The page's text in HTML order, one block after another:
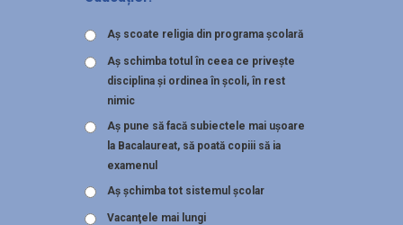
Aş scoate religia din programa şcolară
Aş schimba totul în ceea ce priveşte
disciplina şi ordinea în şcoli, în rest
nimic
Aş pune să facă subiectele mai uşoare
la Bacalaureat, să poată copiii să ia
examenul
Aş şchimba tot sistemul şcolar
Vacanţele mai lungi